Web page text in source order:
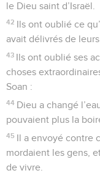
le Dieu saint d’Israël.
42 Ils ont oublié ce
avait délivrés de
43 Ils ont oublié ses
choses
Soan :
44 Dieu a changé
pouvaient plus la
45 Il a envoyé contre
mordaient les gens,
de vivre.